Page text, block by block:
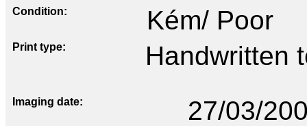
Condition Kém/ Poor
Print type Handwritten
Imaging date 27/03/